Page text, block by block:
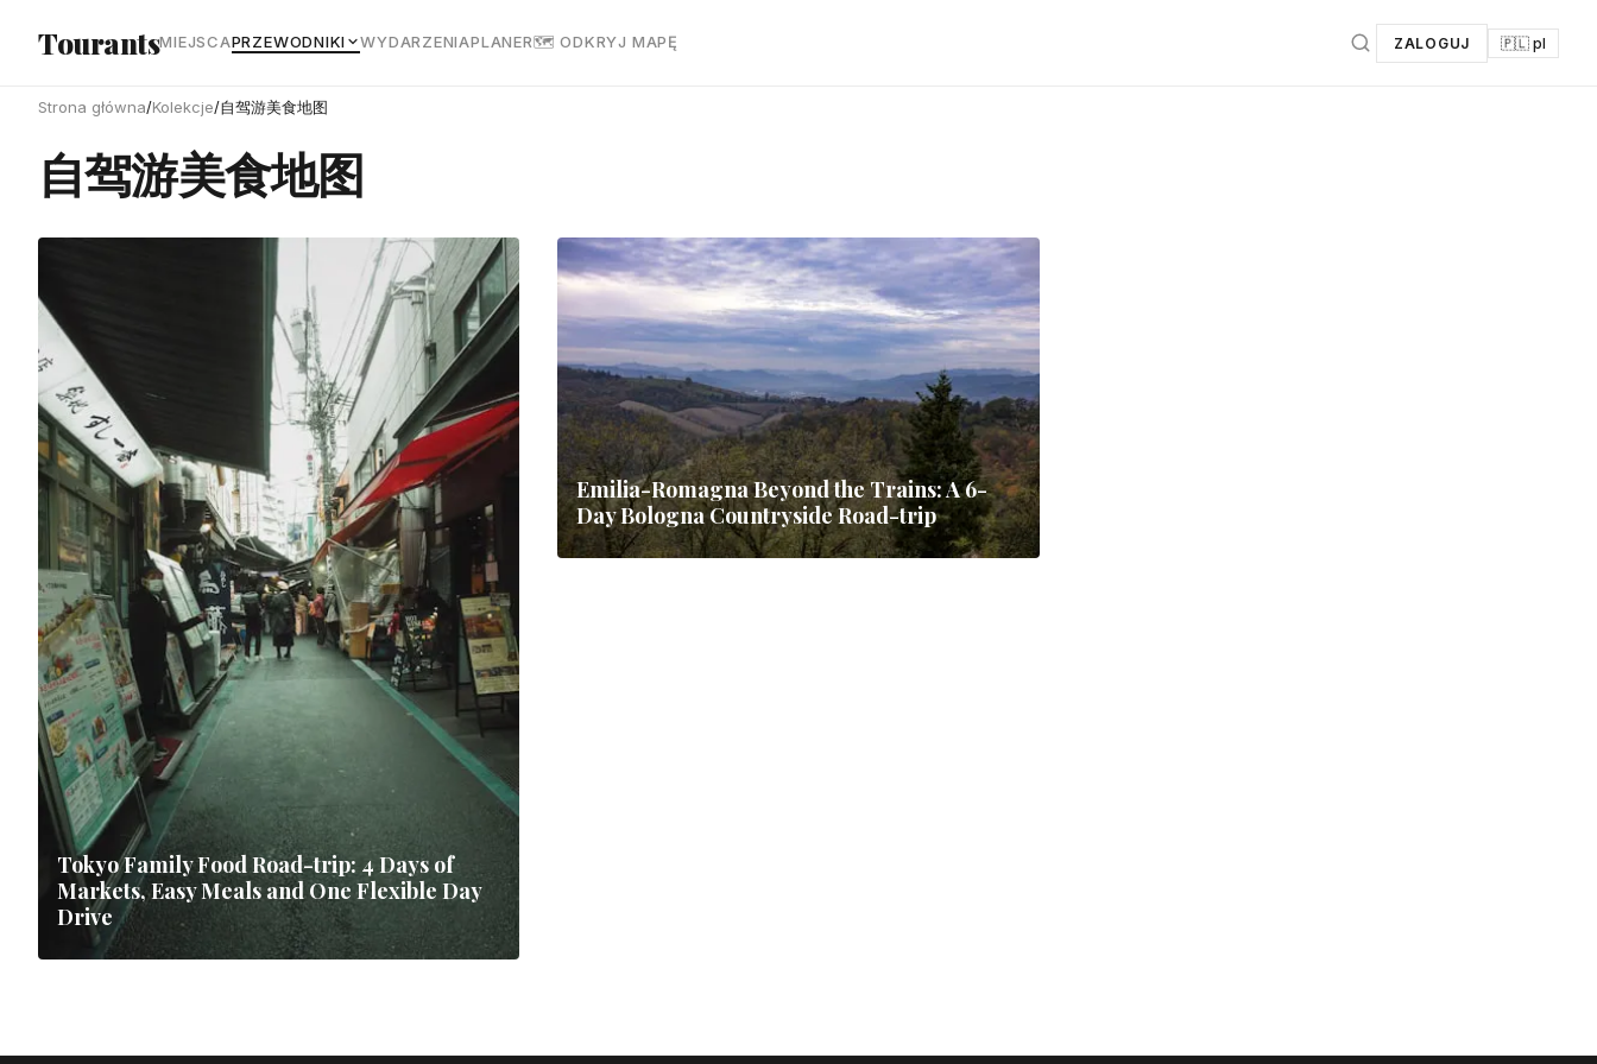
TourantsMIEJSCAPRZEWODNIKI WYDARZENIAPLANER🗺 ODKRYJ MAPĘ ZALOGUJ 🇵🇱 pl
Strona główna/Kolekcje/自驾游美食地图
自驾游美食地图
Tokyo Family Food Road-trip: 4 Days of
Markets, Easy Meals and One Flexible Day
Drive
Emilia-Romagna Beyond the Trains: A 6-
Day Bologna Countryside Road-trip